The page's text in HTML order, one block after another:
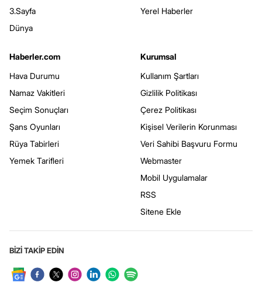
3.Sayfa
Dünya
Yerel Haberler
Haberler.com
Hava Durumu
Namaz Vakitleri
Seçim Sonuçları
Şans Oyunları
Rüya Tabirleri
Yemek Tarifleri
Kurumsal
Kullanım Şartları
Gizlilik Politikası
Çerez Politikası
Kişisel Verilerin Korunması
Veri Sahibi Başvuru Formu
Webmaster
Mobil Uygulamalar
RSS
Sitene Ekle
BİZİ TAKİP EDİN